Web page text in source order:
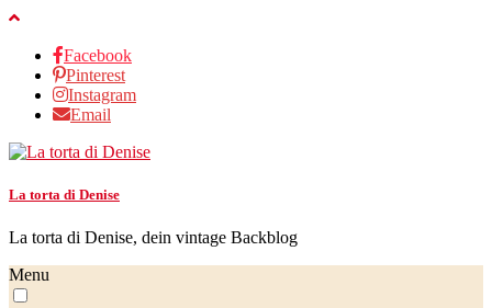
Facebook
Pinterest
Instagram
Email
La torta di Denise
La torta di Denise, dein vintage Backblog
Menu